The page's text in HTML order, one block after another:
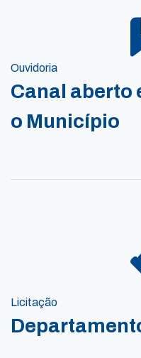
Ouvidoria
Canal aberto
o Município
Licitação